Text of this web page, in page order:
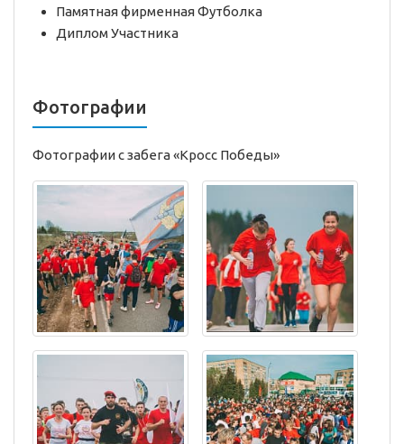
Памятная фирменная Футболка
Диплом Участника
Фотографии
Фотографии с забега «Кросс Победы»